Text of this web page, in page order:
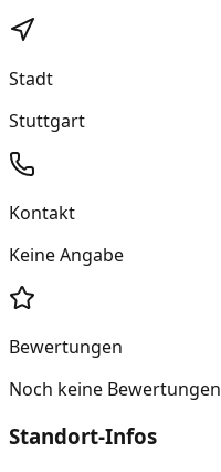
Stadt
Stuttgart
Kontakt
Keine Angabe
Bewertungen
Noch keine Bewertungen
Standort-Infos